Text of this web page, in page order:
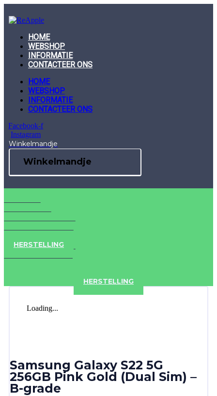
to
content
HOME
WEBSHOP
INFORMATIE
CONTACTEER ONS
HOME
WEBSHOP
INFORMATIE
CONTACTEER ONS
Facebook-f
Instagram
Winkelmandje
Winkelmandje
HERSTELLING
HERSTELLING
Loading...
Samsung Galaxy S22 5G
256GB Pink Gold (Dual Sim) –
B-grade